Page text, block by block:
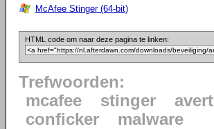
McAfee Stinger (64-bit)
HTML code om naar deze pagina te linken:
Trefwoorden:
mcafee
stinger avert
conficker
malware